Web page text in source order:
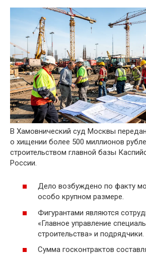
В Хамовнический суд Москвы
о хищении более 500 миллионов
строительством главной базы
России.
Дело возбуждено по факту
особо крупном размере.
Фигурантами являются
«Главное управление
строительства» и подрядчики.
Сумма госконтрактов